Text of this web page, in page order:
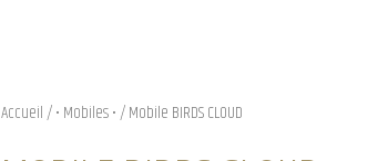
Accueil/• Mobiles •/ Mobile BIRDS CLOUD